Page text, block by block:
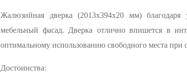
Жалюзийная дверка (2013х394х20 мм)
мебельный фасад. Дверка отлично впишется в
оптимальному использованию свободного места
Достоинства: